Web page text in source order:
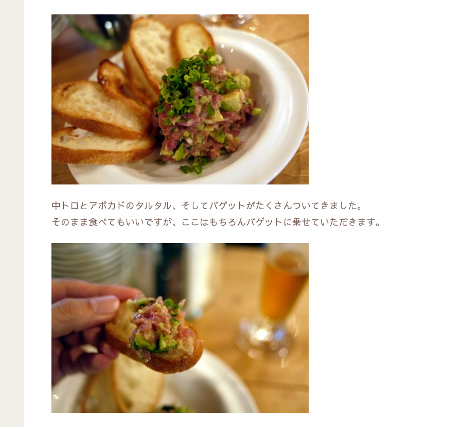
中トロとアボカドのタルタル、そしてバゲットがたくさんついてきました。
そのまま食べてもいいですが、ここはもちろんバゲットに乗せていただきます。